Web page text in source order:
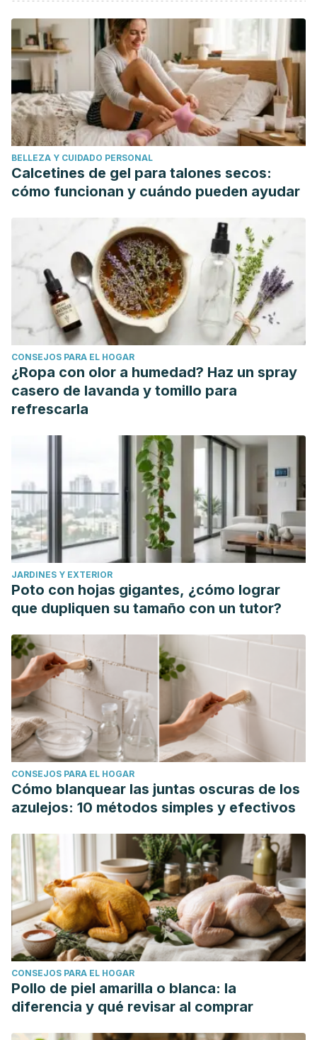
De Bruin, J.(2010). Young people and police series: A
multicultural television audience study.
Crime, Media,
Culture. https://doi.org/10.1177/1741659010382331
Etxebarría, L
. (2016).Más peligroso es no amar.
Barcelona: Aguilar.
Gaja, R. (2014). Vivir en pareja. [Barcelona]: Debolsillo.
Frumuselu, A. D., De Maeyer, S., Donche, V., & Colon
Plana, M. del M. G.(2015). Television series inside the EFL
classroom: Bridging the gap between teaching and
learning informal language through subtitles.
. https://doi.org/10.1016/j.linged.2015.10.001
Morris, Chang, and Knox.
(2016). Three’s a Crowd or
Bonus?: College Students’ Threesome Experiences.
Journal of Positive Sexuality, Vol. 2, November 2016.
https://journalofpositivesexuality.org/wp-
content/uploads/2016/12/Threes-a-Crowd-or-Bonus-
College-Students-Threesome-Experiences-Morris-Chang-
Knox.pdf
Tenório, T., De, R., Leite, M., & Tenório, A.
televisivas de investigação criminal e o ensino de ciências:
Uma proposta educacional.
Revista Electrónica de
BELLEZA Y CUIDADO PERSONAL
Calcetines de gel para talones secos:
cómo funcionan y cuándo pueden ayudar
CONSEJOS PARA EL HOGAR
¿Ropa con olor a humedad? Haz un spray
casero de lavanda y tomillo para
refrescarla
JARDINES Y EXTERIOR
Poto con hojas gigantes, ¿cómo lograr
que dupliquen su tamaño con un tutor?
CONSEJOS PARA EL HOGAR
Cómo blanquear las juntas oscuras de los
azulejos: 10 métodos simples y efectivos
CONSEJOS PARA EL HOGAR
Pollo de piel amarilla o blanca: la
diferencia y qué revisar al comprar